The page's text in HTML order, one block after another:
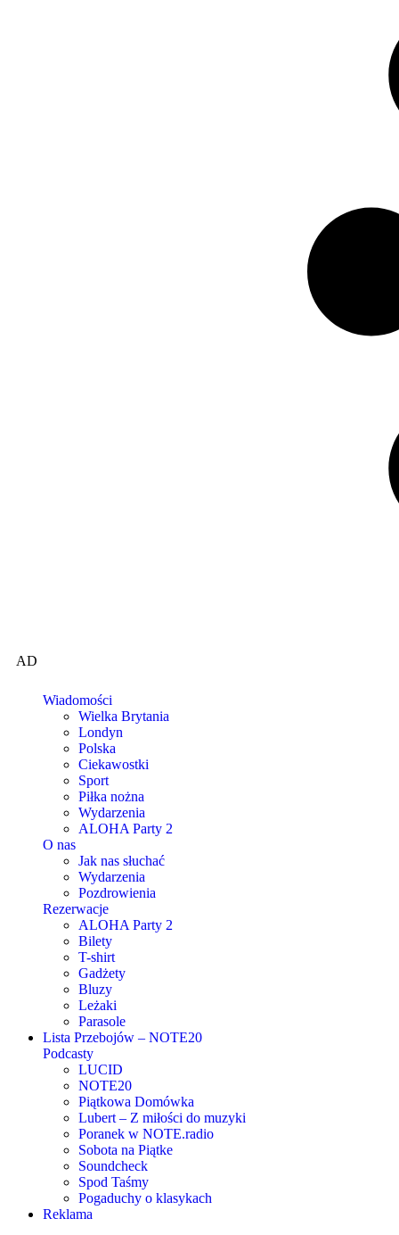
AD
Wiadomości
Wielka Brytania
Londyn
Polska
Ciekawostki
Sport
Piłka nożna
Wydarzenia
ALOHA Party 2
O nas
Jak nas słuchać
Wydarzenia
Pozdrowienia
Rezerwacje
ALOHA Party 2
Bilety
T-shirt
Gadżety
Bluzy
Leżaki
Parasole
Lista Przebojów – NOTE20
Podcasty
LUCID
NOTE20
Piątkowa Domówka
Lubert – Z miłości do muzyki
Poranek w NOTE.radio
Sobota na Piątke
Soundcheck
Spod Taśmy
Pogaduchy o klasykach
Reklama